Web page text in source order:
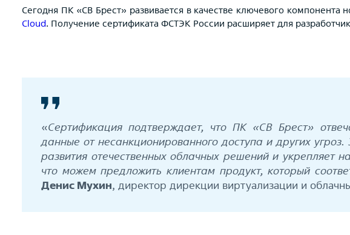
Сегодня ПК «СВ Брест» развивается в качестве ключевого
Cloud. Получение сертификата ФСТЭК России расширяет для
«Сертификация подтверждает, что ПК «СВ Брест»
данные от несанкционированного доступа и других
развития отечественных облачных решений и
что можем предложить клиентам продукт, который
Денис Мухин , директор дирекции виртуализации и